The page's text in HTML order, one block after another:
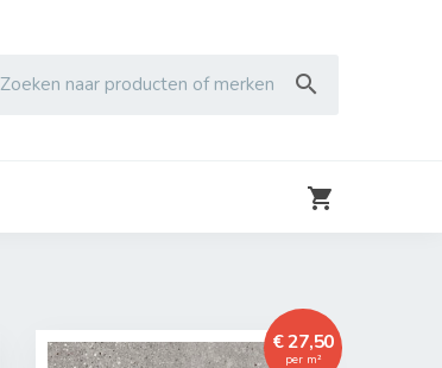

Zoeken naar producten of merken

€ 27,50
per m²